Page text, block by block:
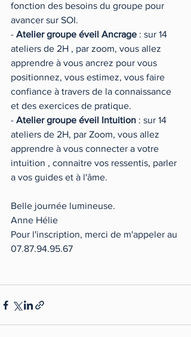
fonction des besoins du groupe pour
avancer sur SOI.
- Atelier groupe éveil Ancrage : sur 14
ateliers de 2H , par zoom, vous allez
apprendre à vous ancrez pour vous
positionnez, vous estimez, vous faire
confiance à travers de la connaissance
et des exercices de pratique.
- Atelier groupe éveil Intuition : sur 14
ateliers de 2H, par Zoom, vous allez
apprendre à vous connecter a votre
intuition , connaitre vos ressentis, parler
a vos guides et à l'âme.
Belle journée lumineuse.
Anne Hélie
Pour l'inscription, merci de m'appeler au
07.87.94.95.67